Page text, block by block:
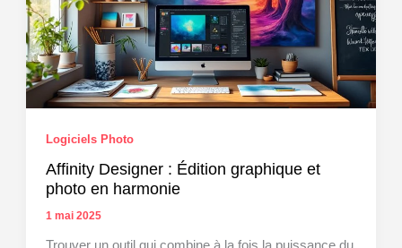
à
Zélie
Hallosserie
Logiciels Photo
Affinity Designer : Édition graphique et
photo en harmonie
1 mai 2025